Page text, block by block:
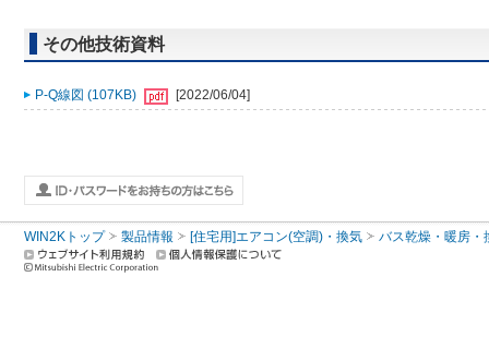
その他技術資料
P-Q線図 (107KB) [2022/06/04]
WIN2Kトップ 製品情報 [住宅用]エアコン(空調)・換気 バス乾燥・暖房・